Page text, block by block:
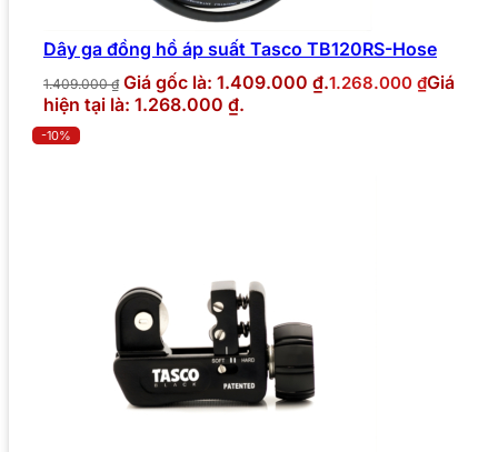
Dây ga đồng hồ áp suất Tasco TB120RS-Hose
1.409.000₫ Giá gốc là: 1.409.000 ₫.1.268.000 ₫Giá
hiện tại là: 1.268.000 ₫.
-10%